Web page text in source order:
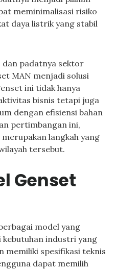
meminimalisasi risiko
daya listrik yang stabil
padatnya sektor
MAN menjadi solusi
ini tidak hanya
bisnis tetapi juga
dengan efisiensi bahan
pertimbangan ini,
langkah yang
tersebut.
Genset
model yang
industri yang
memiliki spesifikasi teknis
dapat memilih